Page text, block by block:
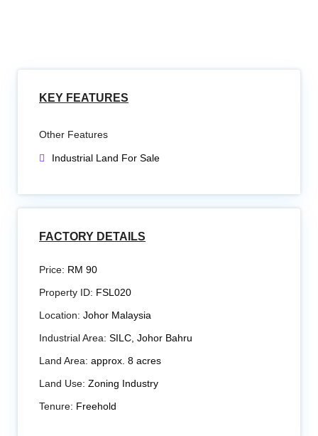
KEY FEATURES
Other Features
Industrial Land For Sale
FACTORY DETAILS
Price: RM 90
Property ID: FSL020
Location: Johor Malaysia
Industrial Area: SILC, Johor Bahru
Land Area: approx. 8 acres
Land Use: Zoning Industry
Tenure: Freehold